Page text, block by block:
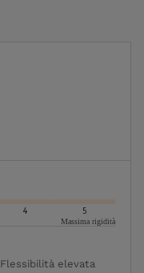
4 5
Massima rigidità
elevata